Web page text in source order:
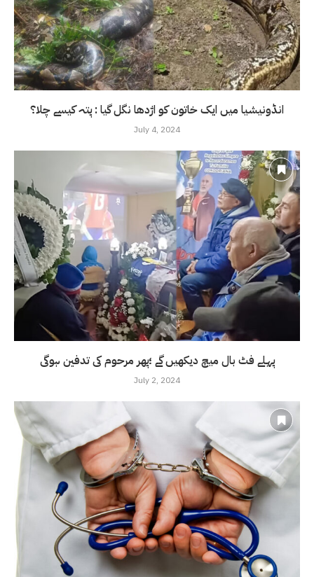
انڈونیشیا میں ایک خاتون کو اژدھا نگل گیا : پتہ کیسے چلا؟
July 4, 2024
پہلے فٹ بال میچ دیکھیں گے ؛پھر مرحوم کی تدفین ہوگی
July 2, 2024